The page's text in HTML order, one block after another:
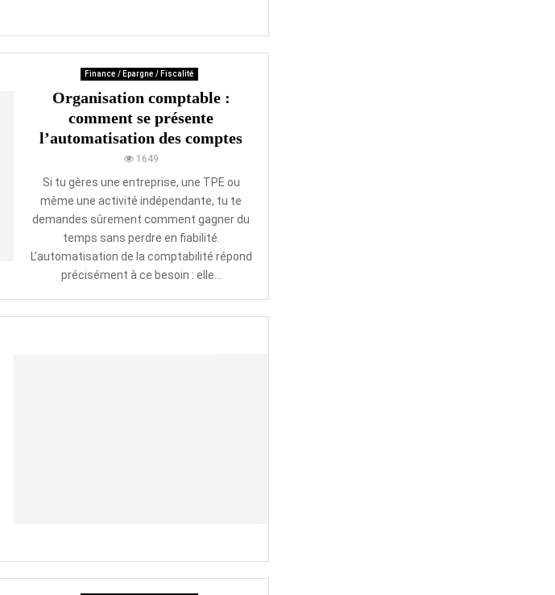
Finance / Epargne / Fiscalité
Organisation comptable :
comment se présente
l’automatisation des comptes
1649
Si tu gères une entreprise, une TPE ou
même une activité indépendante, tu te
demandes sûrement comment gagner du
temps sans perdre en fiabilité.
L’automatisation de la comptabilité répond
précisément à ce besoin : elle...